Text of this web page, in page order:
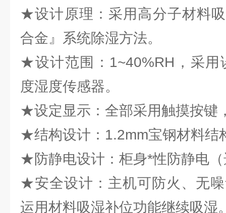
★设计原理：采用高分子材料
合金』系统除湿方法。
★设计范围：1~40%RH，采用
度湿度传感器。
★设定显示：全部采用触摸按键
★结构设计：1.2mm宝钢材料结
★防静电设计：柜身*性防静电
★安全设计：主机可防火、无
运用材料吸湿补位功能继续吸湿